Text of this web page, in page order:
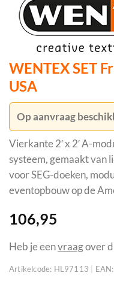
WENTEX SET
USA
Op aanvraag
Vierkante 2′ x 2′ A-
systeem, gemaakt van
voor SEG-doeken,
eventopbouw op de
106,95
Heb je eenvraagover
Artikelcode: HL97113 | EAN: